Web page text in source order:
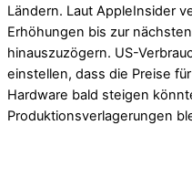
Ländern. Laut AppleInsider
Erhöhungen bis zur
hinauszuzögern. US-
einstellen, dass die Preise
Hardware bald steigen
Produktionsverlagerungen